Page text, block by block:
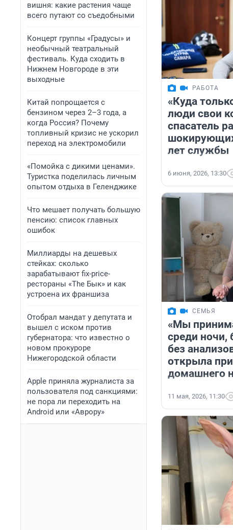
вишня: какие растения чаще
всего путают со съедобными
Концерт группы «Градусы» и
необычный театральный
фестиваль. Куда сходить в
Нижнем Новгороде в эти
выходные
Китай попрощается с
бензином через 2–3 года, а
когда Россия? Почему
топливный кризис не ускорил
переход на электромобили
«Помойка с дикими ценами».
Туристка поделилась личным
опытом отдыха в Геленджике
Что мешает получать большую
пенсию: список главных
ошибок
Миллиарды на дешевых
стейках: сколько
зарабатывают fix-price-
рестораны «The Бык» и как
устроена их франшиза
Отобрал мандат у депутата и
вышел с иском против
губернатора: что известно о
новом прокуроре
Нижегородской области
Apple приняла журналиста за
пользователя под санкциями:
не пора ли переходить на
Android или «Аврору»
РАБОТА
«Куда
люди свои
спасатель
лет службы
6 июня, 2026, 13:30
СЕМЬЯ
«Мы
среди ночи,
без
открыла
домашнего
11 мая, 2026, 11:30